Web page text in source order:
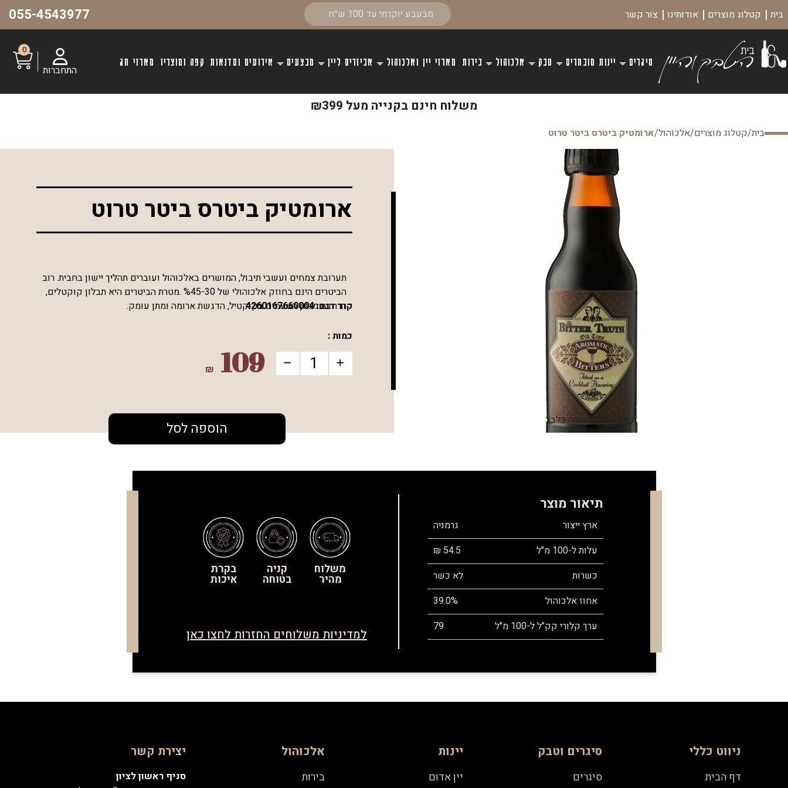
בית קטלוג מוצרים אודותינו צור קשר 055-4543977
סיגרים יינות מובחרים טבק אלכוהול בירות מארזי יין ואלכוהול אביזרים ליין מבצעים אירועים וסדנאות קפה ומוצריו מארזי חג
התחברות
0
משלוח חינם בקנייה מעל ₪399
בית/קטלוג מוצרים/אלכוהול/ארומטיק ביטרס ביטר טרוט
*התמונה להמחשה בלבד
ארומטיק ביטרס ביטר טרוט
תערובת צמחים ועשבי תיבול, המושרים באלכוהול ועוברים תהליך יישון בחבית. רוב
הביטרים הינם בחוזק אלכוהולי של %45-30 .מטרת הביטרים היא תבלון קוקטלים,
הרחבת מגוון הטעמים בקוקטיל, הדגשת ארומה ומתן עומק.
קוד דגם:4260167660004
כמות :
109
₪
הוספה לסל
תיאור מוצר
ארץ ייצור
גרמניה
עלות ל-100 מ"ל
54.5 ₪
כשרות
לא כשר
אחוז אלכוהול
39.0%
ערך קלורי קק"ל ל-100 מ"ל
79
משלוח
מהיר
קניה
בטוחה
בקרת
איכות
למדיניות משלוחים החזרות לחצו כאן
ניווט כללי
דף הבית
סיגרים וטבק
סיגרים
יינות
יין אדום
אלכוהול
בירות
יצירת קשר
סניף ראשון לציון